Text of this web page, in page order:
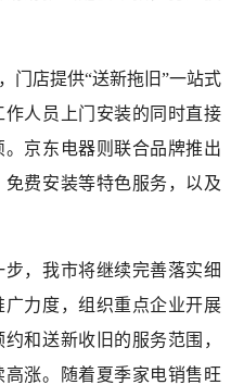
门店提供“送新拖旧”一站式
人员上门安装的同时直接
京东电器则联合品牌推出
费安装等特色服务，以及
，我市将继续完善落实细
力度，组织重点企业开展
和送新收旧的服务范围，
涨。随着夏季家电销售旺